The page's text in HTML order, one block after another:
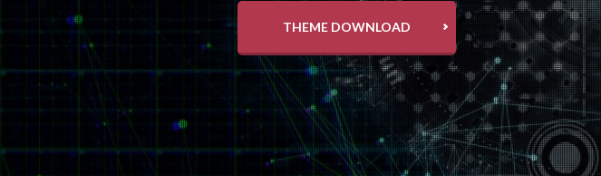
THEME DOWNLOAD